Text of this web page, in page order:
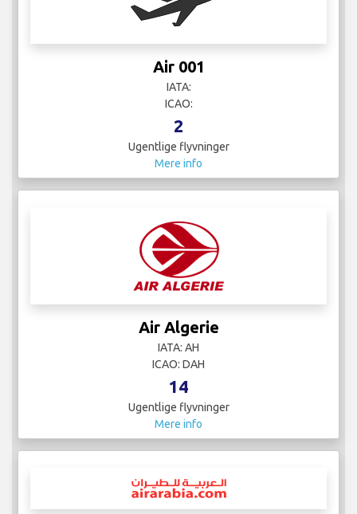
Air 001
IATA:
ICAO:
2
Ugentlige flyvninger
Mere info
Air Algerie
IATA: AH
ICAO: DAH
14
Ugentlige flyvninger
Mere info